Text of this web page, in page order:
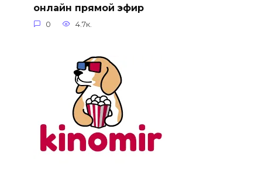
онлайн прямой эфир
0 4.7к.